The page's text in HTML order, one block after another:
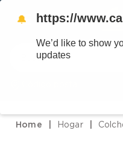
Buscar
Hogar
2.
heladera
🔔 https://
We’d like to show
updates